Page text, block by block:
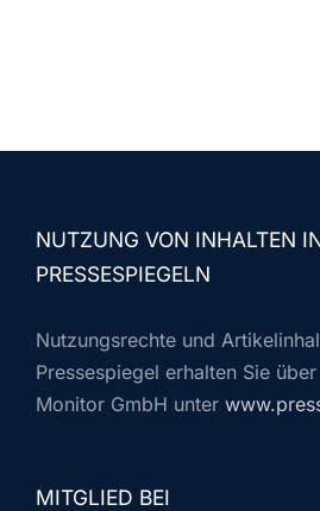
NUTZUNG VON INHALTEN
PRESSESPIEGELN
Nutzungsrechte und
Pressespiegel erhalten Sie
Monitor GmbH unter
MITGLIED BEI